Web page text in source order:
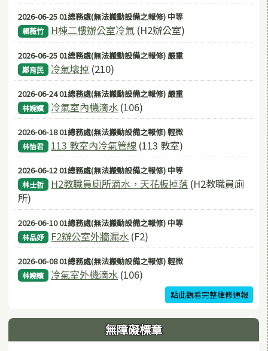
2026-06-25 01總務處(無法搬動設備之報修) 中等
賴薇竹 H棟二樓辦公室冷氣 (H2辦公室)
2026-06-25 01總務處(無法搬動設備之報修) 嚴重
鄭育民 冷氣壞掉 (210)
2026-06-24 01總務處(無法搬動設備之報修) 嚴重
林婉嬪 冷氣室內機滴水 (106)
2026-06-18 01總務處(無法搬動設備之報修) 輕微
林怡君 113 教室內冷氣管線 (113 教室)
2026-06-12 01總務處(無法搬動設備之報修) 中等
林士哲 H2教職員廁所滴水，天花板掉落 (H2教職員廁
所)
2026-06-10 01總務處(無法搬動設備之報修) 中等
林品妤 F2辦公室外牆漏水 (F2)
2026-06-08 01總務處(無法搬動設備之報修) 輕微
林婉嬪 冷氣室外機滴水 (106)
點此觀看完整維修通報
無障礙標章